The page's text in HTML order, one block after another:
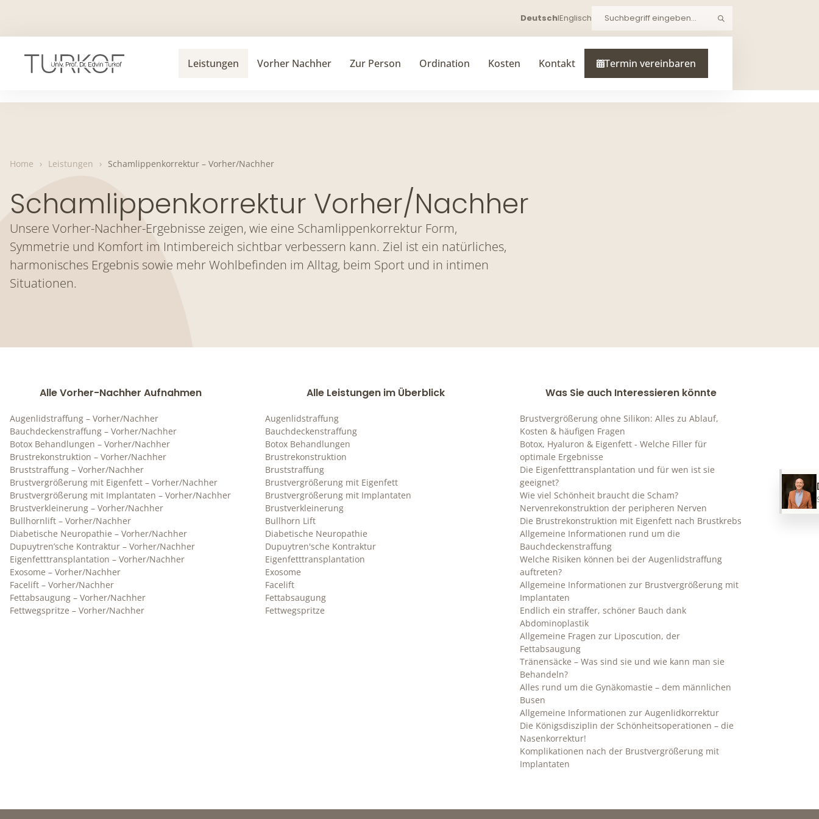
content
DeutschIEnglisch Suchen
Leistungen Vorher Nachher Zur Person Ordination Kosten Kontakt Termin vereinbaren
Home › Leistungen › Schamlippenkorrektur – Vorher/Nachher
Schamlippenkorrektur Vorher/Nachher
Unsere Vorher-Nachher-Ergebnisse zeigen, wie eine Schamlippenkorrektur Form,
Symmetrie und Komfort im Intimbereich sichtbar verbessern kann. Ziel ist ein natürliches,
harmonisches Ergebnis sowie mehr Wohlbefinden im Alltag, beim Sport und in intimen
Situationen.
Alle Vorher-Nachher Aufnahmen
Augenlidstraffung – Vorher/Nachher
Bauchdeckenstraffung – Vorher/Nachher
Botox Behandlungen – Vorher/Nachher
Brustrekonstruktion – Vorher/Nachher
Bruststraffung – Vorher/Nachher
Brustvergrößerung mit Eigenfett – Vorher/Nachher
Brustvergrößerung mit Implantaten – Vorher/Nachher
Brustverkleinerung – Vorher/Nachher
Bullhornlift – Vorher/Nachher
Diabetische Neuropathie – Vorher/Nachher
Dupuytren’sche Kontraktur – Vorher/Nachher
Eigenfetttransplantation – Vorher/Nachher
Exosome – Vorher/Nachher
Facelift – Vorher/Nachher
Fettabsaugung – Vorher/Nachher
Fettwegspritze – Vorher/Nachher
Alle Leistungen im Überblick
Augenlidstraffung
Bauchdeckenstraffung
Botox Behandlungen
Brustrekonstruktion
Bruststraffung
Brustvergrößerung mit Eigenfett
Brustvergrößerung mit Implantaten
Brustverkleinerung
Bullhorn Lift
Diabetische Neuropathie
Dupuytren'sche Kontraktur
Eigenfetttransplantation
Exosome
Facelift
Fettabsaugung
Fettwegspritze
Was Sie auch Interessieren könnte
Brustvergrößerung ohne Silikon: Alles zu Ablauf,
Kosten & häufigen Fragen
Botox, Hyaluron & Eigenfett - Welche Filler für
optimale Ergebnisse
Die Eigenfetttransplantation und für wen ist sie
geeignet?
Wie viel Schönheit braucht die Scham?
Nervenrekonstruktion der peripheren Nerven
Die Brustrekonstruktion mit Eigenfett nach Brustkrebs
Allgemeine Informationen rund um die
Bauchdeckenstraffung
Welche Risiken können bei der Augenlidstraffung
auftreten?
Allgemeine Informationen zur Brustvergrößerung mit
Implantaten
Endlich ein straffer, schöner Bauch dank
Abdominoplastik
Allgemeine Fragen zur Liposcution, der
Fettabsaugung
Tränensäcke – Was sind sie und wie kann man sie
Behandeln?
Alles rund um die Gynäkomastie – dem männlichen
Busen
Allgemeine Informationen zur Augenlidkorrektur
Die Königsdisziplin der Schönheitsoperationen – die
Nasenkorrektur!
Komplikationen nach der Brustvergrößerung mit
Implantaten